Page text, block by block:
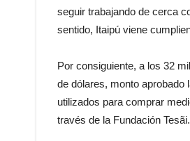
seguir trabajando de cerca
sentido, Itaipú viene
Por consiguiente, a los 32
de dólares, monto
utilizados para comprar
través de la Fundación Tesãi.